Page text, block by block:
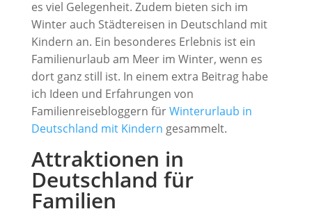
es viel Gelegenheit. Zudem bieten sich im
Winter auch Städtereisen in Deutschland mit
Kindern an. Ein besonderes Erlebnis ist ein
Familienurlaub am Meer im Winter, wenn es
dort ganz still ist. In einem extra Beitrag habe
ich Ideen und Erfahrungen von
Familienreisebloggern fürWinterurlaub in
Deutschland mit Kindern gesammelt.
Attraktionen in
Deutschland für
Familien